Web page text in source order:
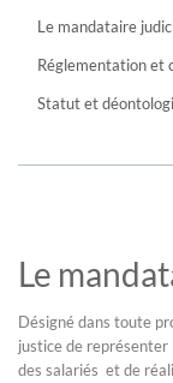
Le mandataire
Réglementation et
Statut et
Le
Désigné dans toute
justice de représenter
des salariés et de